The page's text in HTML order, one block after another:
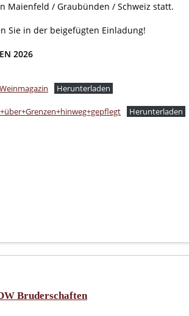
Maienfeld / Graubünden / Schweiz statt.
Sie in der beigefügten Einladung!
2026
Herunterladen
Herunterladen
Bruderschaften